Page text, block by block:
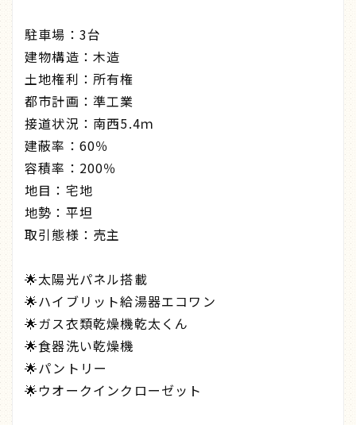
駐車場：3台
建物構造：木造
土地権利：所有権
都市計画：準工業
接道状況：南西5.4ｍ
建蔽率：60％
容積率：200％
地目：宅地
地勢：平坦
取引態様：売主
🌟太陽光パネル搭載
🌟ハイブリット給湯器エコワン
🌟ガス衣類乾燥機乾太くん
🌟食器洗い乾燥機
🌟パントリー
🌟ウオークインクローゼット